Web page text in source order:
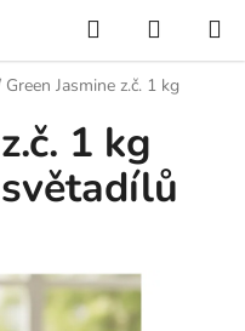
Hledat
KOŠÍK
Green Jasmine z.č. 1 kg
1 kg